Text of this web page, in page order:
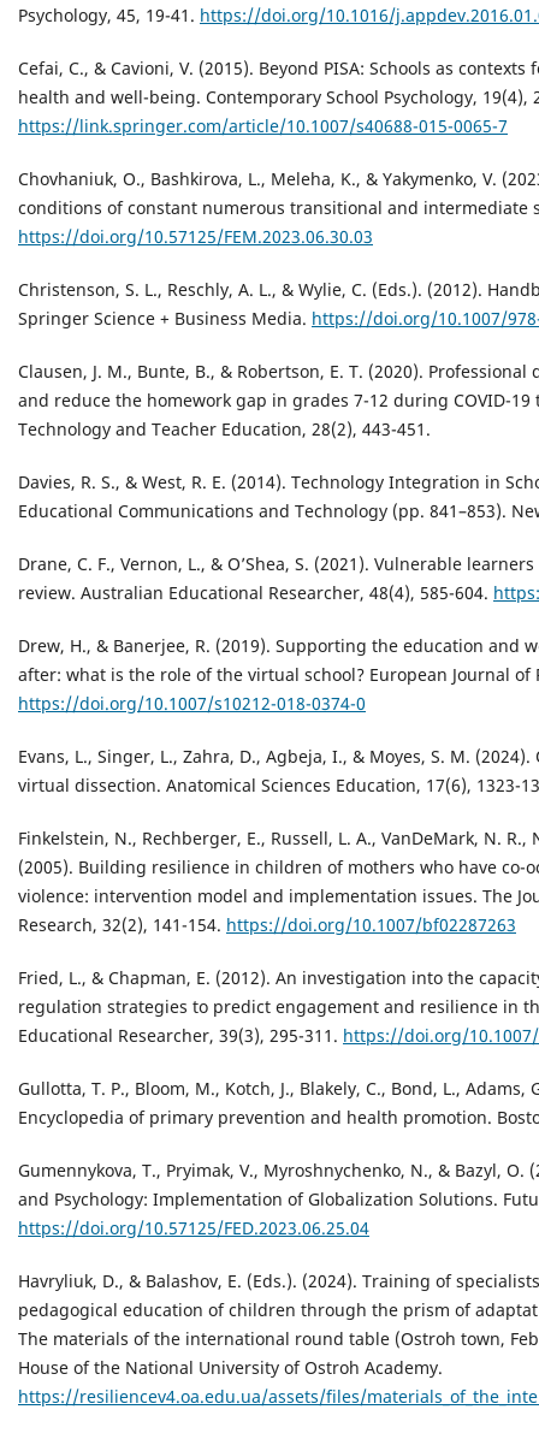
Psychology, 45, 19-41. https://doi.org/10.1016/
Cefai, C., & Cavioni, V. (2015). Beyond PISA: Schools as
health and well-being. Contemporary School Psychology, 19(4),
https://link.springer.com/article/10.1007/s40688-015-0065-7
Chovhaniuk, O., Bashkirova, L., Meleha, K., & Yakymenko, V.
conditions of constant numerous transitional and intermediate
https://doi.org/10.57125/FEM.2023.06.30.03
Christenson, S. L., Reschly, A. L., & Wylie, C. (Eds.). (2012).
Springer Science + Business Media. https://doi.org/10.1007/
Clausen, J. M., Bunte, B., & Robertson, E. T. (2020).
and reduce the homework gap in grades 7-12 during COVID-
Technology and Teacher Education, 28(2), 443-451.
Davies, R. S., & West, R. E. (2014). Technology Integration in
Educational Communications and Technology (pp. 841–853).
Drane, C. F., Vernon, L., & O’Shea, S. (2021). Vulnerable
review. Australian Educational Researcher, 48(4), 585-604.
Drew, H., & Banerjee, R. (2019). Supporting the education and
after: what is the role of the virtual school? European Journal of
https://doi.org/10.1007/s10212-018-0374-0
Evans, L., Singer, L., Zahra, D., Agbeja, I., & Moyes, S. M.
virtual dissection. Anatomical Sciences Education, 17(6), 1323-
Finkelstein, N., Rechberger, E., Russell, L. A., VanDeMark, N. R.,
(2005). Building resilience in children of mothers who have
violence: intervention model and implementation issues. The
Research, 32(2), 141-154. https://doi.org/10.1007/bf02287263
Fried, L., & Chapman, E. (2012). An investigation into the
regulation strategies to predict engagement and resilience in
Educational Researcher, 39(3), 295-311. https://doi.org/10.1007/
Gullotta, T. P., Bloom, M., Kotch, J., Blakely, C., Bond, L., Adams,
Encyclopedia of primary prevention and health promotion.
Gumennykova, T., Pryimak, V., Myroshnychenko, N., & Bazyl, O.
and Psychology: Implementation of Globalization Solutions.
https://doi.org/10.57125/FED.2023.06.25.04
Havryliuk, D., & Balashov, E. (Eds.). (2024). Training of
pedagogical education of children through the prism of
The materials of the international round table (Ostroh town,
House of the National University of Ostroh Academy.
https://resiliencev4.oa.edu.ua/assets/files/